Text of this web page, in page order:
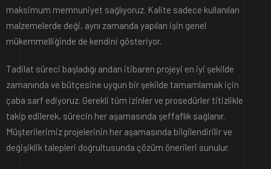
maksimum memnuniyet sağlıyoruz. Kalite sadece kullanılan
malzemelerde deği, aynı zamanda yapılan işin genel
mükemmelliğinde de kendini gösteriyor.
Tadilat süreci başladığı andan itibaren projeyi en iyi şekilde
zamanında ve bütçesine uygun bir şekilde tamamlamak için
çaba sarf ediyoruz. Gerekli tüm izinler ve prosedürler titizlikle
takip edilerek, sürecin her aşamasında şeffaflık sağlanır.
Müşterilerimiz projelerinin her aşamasında bilgilendirilir ve
değişiklik talepleri doğrultusunda çözüm önerileri sunulur.